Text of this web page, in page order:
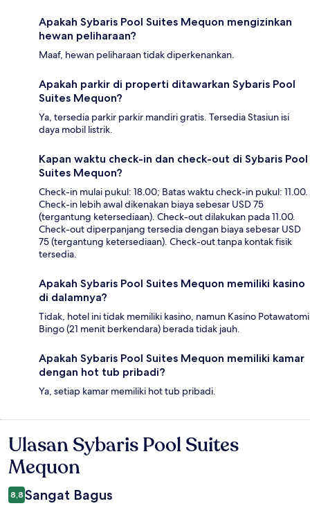
Apakah Sybaris Pool Suites Mequon mengizinkan
hewan peliharaan?
Maaf, hewan peliharaan tidak diperkenankan.
Apakah parkir di properti ditawarkan Sybaris Pool
Suites Mequon?
Ya, tersedia parkir parkir mandiri gratis. Tersedia Stasiun isi
daya mobil listrik.
Kapan waktu check-in dan check-out di Sybaris Pool
Suites Mequon?
Check-in mulai pukul: 18.00; Batas waktu check-in pukul: 11.00.
Check-in lebih awal dikenakan biaya sebesar USD 75
(tergantung ketersediaan). Check-out dilakukan pada 11.00.
Check-out diperpanjang tersedia dengan biaya sebesar USD
75 (tergantung ketersediaan). Check-out tanpa kontak fisik
tersedia.
Apakah Sybaris Pool Suites Mequon memiliki kasino
di dalamnya?
Tidak, hotel ini tidak memiliki kasino, namun Kasino Potawatomi
Bingo (21 menit berkendara) berada tidak jauh.
Apakah Sybaris Pool Suites Mequon memiliki kamar
dengan hot tub pribadi?
Ya, setiap kamar memiliki hot tub pribadi.
Ulasan
Ulasan Sybaris Pool Suites
Mequon
8,8 Sangat Bagus